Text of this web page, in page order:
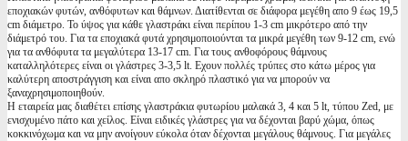
εποχιακών φυτών, ανθόφυτων και θάμνων. Διατίθενται σε διάφορα μεγέθη απο 9 έως 19,5
cm διάμετρο. Το ύψος για κάθε γλαστράκι είναι περίπου 1-3 cm μικρότερο από την
διάμετρό του. Για τα εποχιακά φυτά χρησιμοποιούνται τα μικρά μεγέθη των 9-12 cm, ενώ
για τα ανθόφυτα τα μεγαλύτερα 13-17 cm. Για τους ανθοφόρους θάμνους
καταλληλότερες είναι οι γλάστρες 3-3,5 lt. Εχουν πολλές τρύπες στο κάτω μέρος για
καλύτερη αποστράγγιση και είναι απο σκληρό πλαστικό για να μπορούν να
ξαναχρησιμοποιηθούν.
Η εταιρεία μας διαθέτει επίσης γλαστράκια φυτωρίου μαλακά 3, 4 και 5 lt, τύπου Zed, με
ενισχυμένο πάτο και χείλος. Είναι ειδικές γλάστρες για να δέχονται βαρύ χώμα, όπως
κοκκινόχωμα και να μην ανοίγουν εύκολα όταν δέχονται μεγάλους θάμνους. Για μεγάλες